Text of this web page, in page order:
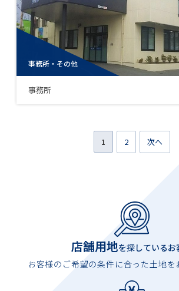
事務所・その他
事務所
1 2 次へ
店舗用地を探しているお
お客様のご希望の条件に合った土地を